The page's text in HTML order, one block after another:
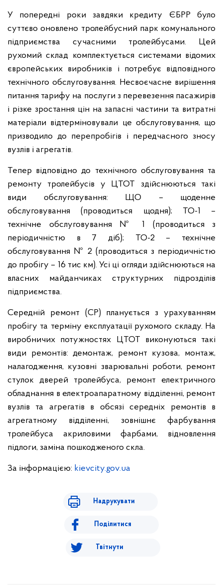
У попередні роки завдяки кредиту ЄБРР було
суттєво оновлено тролейбусний парк комунального
підприємства сучасними тролейбусами. Цей
рухомий склад комплектується системами відомих
європейських виробників і потребує відповідного
технічного обслуговування. Несвоєчасне вирішення
питання тарифу на послуги з перевезення пасажирів
і різке зростання цін на запасні частини та витратні
матеріали відтерміновували це обслуговування, що
призводило до перепробігів і передчасного зносу
вузлів і агрегатів.
Тепер відповідно до технічного обслуговування та
ремонту тролейбусів у ЦТОТ здійснюються такі
види обслуговування: ЩО – щоденне
обслуговування (проводиться щодня); ТО-1 –
технічне обслуговування № 1 (проводиться з
періодичністю в 7 діб); ТО-2 – технічне
обслуговування № 2 (проводиться з періодичністю
до пробігу – 16 тис км). Усі ці огляди здійснюються на
власних майданчиках структурних підрозділів
підприємства.
Середній ремонт (СР) планується з урахуванням
пробігу та терміну експлуатації рухомого складу. На
виробничих потужностях ЦТОТ виконуються такі
види ремонтів: демонтаж, ремонт кузова, монтаж,
налагодження, кузовні зварювальні роботи, ремонт
стулок дверей тролейбуса, ремонт електричного
обладнання в електроапаратному відділенні, ремонт
вузлів та агрегатів в обсязі середніх ремонтів в
агрегатному відділенні, зовнішнє фарбування
тролейбуса акриловими фарбами, відновлення
підлоги, заміна пошкодженого скла.
За інформацією: kievcity.gov.ua
Надрукувати
Поділитися
Твітнути